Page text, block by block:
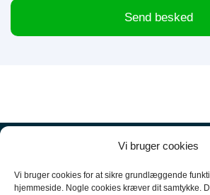
Vi bruger cookies
Vi bruger cookies for at sikre grundlæggende
hjemmeside. Nogle cookies kræver dit samtykke.
Send besked